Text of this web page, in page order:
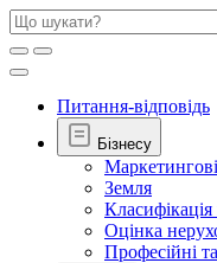
Питання-відповідь
Бізнесу
Земля
Класифікація
Оцінка
Професійні